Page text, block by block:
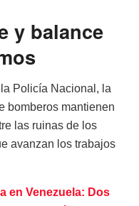
y balance
la Policía Nacional, la
bomberos mantienen
las ruinas de los
avanzan los trabajos
en Venezuela: Dos